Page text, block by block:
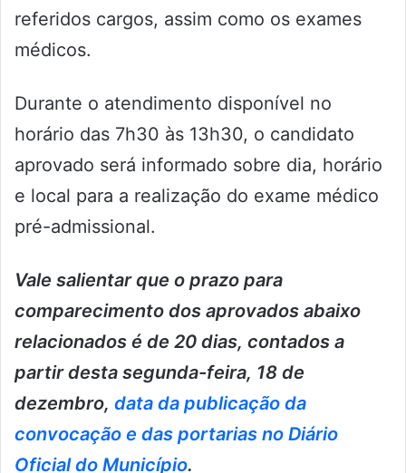
referidos cargos, assim como os exames
médicos.
Durante o atendimento disponível no
horário das 7h30 às 13h30, o candidato
aprovado será informado sobre dia, horário
e local para a realização do exame médico
pré-admissional.
Vale salientar que o prazo para
comparecimento dos aprovados abaixo
relacionados é de 20 dias, contados a
partir desta segunda-feira, 18 de
dezembro, data da publicação da
convocação e das portarias no Diário
Oficial do Município.